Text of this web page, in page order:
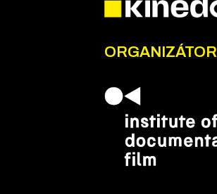
ORGANIZÁTOR